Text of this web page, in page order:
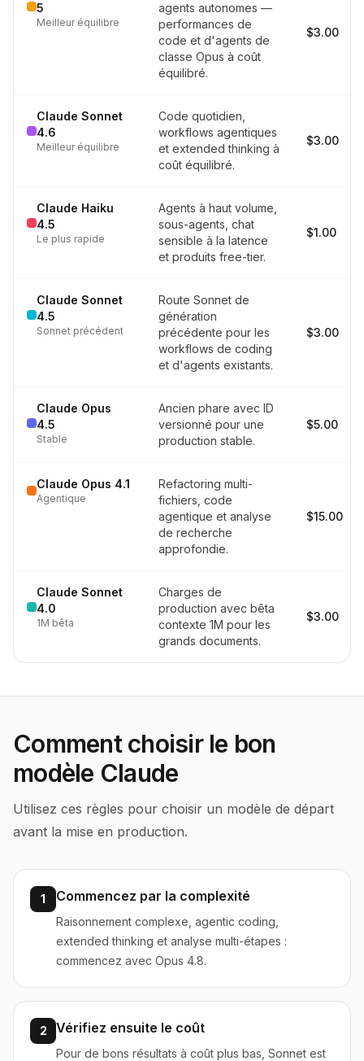
5
Meilleur équilibre
agents autonomes —
performances de
code et d'agents de
classe Opus à coût
équilibré.
$3.00
Claude Sonnet
4.6
Meilleur équilibre
Code quotidien,
workflows agentiques
et extended thinking à
coût équilibré.
$3.00
Claude Haiku
4.5
Le plus rapide
Agents à haut volume,
sous-agents, chat
sensible à la latence
et produits free-tier.
$1.00
Claude Sonnet
4.5
Sonnet précédent
Route Sonnet de
génération
précédente pour les
workflows de coding
et d'agents existants.
$3.00
Claude Opus
4.5
Stable
Ancien phare avec ID
versionné pour une
production stable.
$5.00
Claude Opus 4.1
Agentique
Refactoring multi-
fichiers, code
agentique et analyse
de recherche
approfondie.
$15.00
Claude Sonnet
4.0
1M bêta
Charges de
production avec bêta
contexte 1M pour les
grands documents.
$3.00
Comment choisir le bon
modèle Claude
Utilisez ces règles pour choisir un modèle de départ
avant la mise en production.
1 Commencez par la complexité
Raisonnement complexe, agentic coding,
extended thinking et analyse multi-étapes :
commencez avec Opus 4.8.
2 Vérifiez ensuite le coût
Pour de bons résultats à coût plus bas, Sonnet est